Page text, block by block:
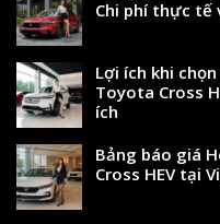
Chi phí thực tế
Lợi ích khi chọn
Toyota Cross
ích
Bảng báo giá
Cross HEV tại